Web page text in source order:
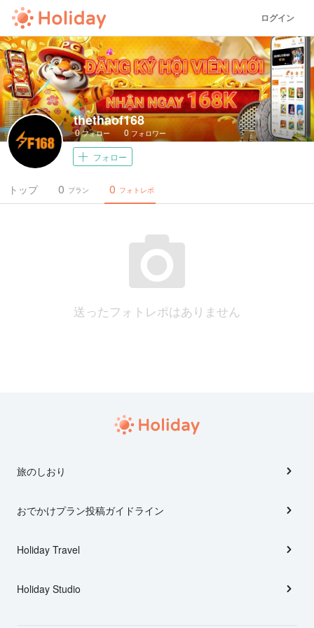
ログイン
thethaof168
0フォロー 0 フォロワー
フォロー
トップ プラン
0 フォトレポ
0
送ったフォトレポはありません
旅のしおり
おでかけプラン投稿ガイドライン
Holiday Travel
Holiday Studio